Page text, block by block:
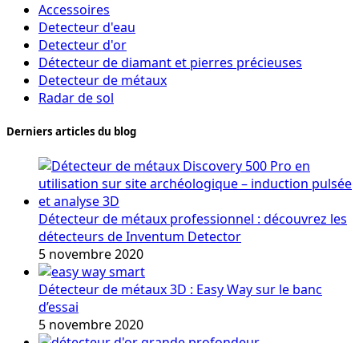
Accessoires
Detecteur d'eau
Detecteur d'or
Détecteur de diamant et pierres précieuses
Detecteur de métaux
Radar de sol
Derniers articles du blog
Détecteur de métaux professionnel : découvrez les
détecteurs de Inventum Detector
5 novembre 2020
Détecteur de métaux 3D : Easy Way sur le banc
d’essai
5 novembre 2020